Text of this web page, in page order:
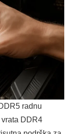
radnu
DDR4